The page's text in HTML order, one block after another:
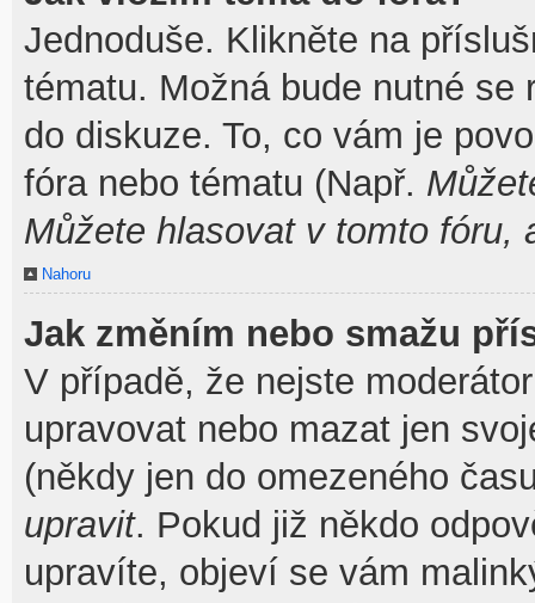
Jednoduše. Klikněte na
tématu. Možná bude nutné se
do diskuze. To, co vám je
fóra nebo tématu (Např.
Můžete hlasovat v tomto fóru,
Nahoru
Jak změním nebo smažu
V případě, že nejste
upravovat nebo mazat jen
(někdy jen do omezeného
upravit. Pokud již někdo
upravíte, objeví se vám